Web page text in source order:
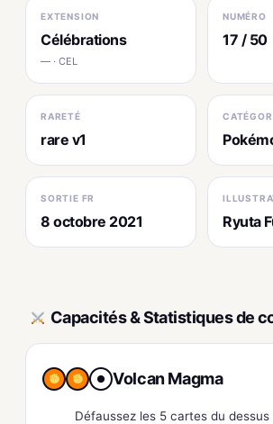
EXTENSION
Célébrations
— · CEL
NUMÉRO
17 / 50
RARETÉ
rare v1
SORTIE FR
8 octobre 2021 Ryuta
Capacités & Statistiques de
● Volcan Magma
Défaussez les 5 cartes du